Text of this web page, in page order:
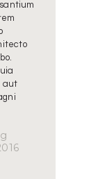
aut